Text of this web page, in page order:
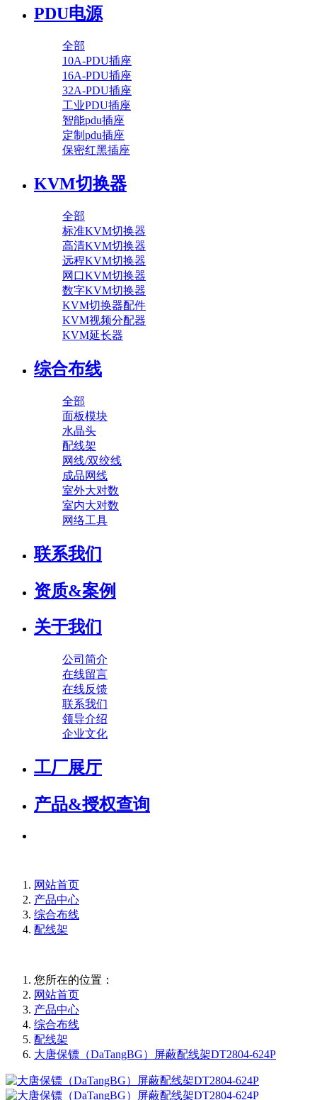
PDU电源
全部
10A-PDU插座
16A-PDU插座
32A-PDU插座
工业PDU插座
智能pdu插座
定制pdu插座
保密红黑插座
KVM切换器
全部
标准KVM切换器
高清KVM切换器
远程KVM切换器
网口KVM切换器
数字KVM切换器
KVM切换器配件
KVM视频分配器
KVM延长器
综合布线
全部
面板模块
水晶头
配线架
网线/双绞线
成品网线
室外大对数
室内大对数
网络工具
联系我们
资质&案例
关于我们
公司简介
在线留言
在线反馈
联系我们
领导介绍
企业文化
工厂展厅
产品&授权查询
网站首页
产品中心
综合布线
配线架
您所在的位置：
网站首页
产品中心
综合布线
配线架
大唐保镖（DaTangBG）屏蔽配线架DT2804-624P